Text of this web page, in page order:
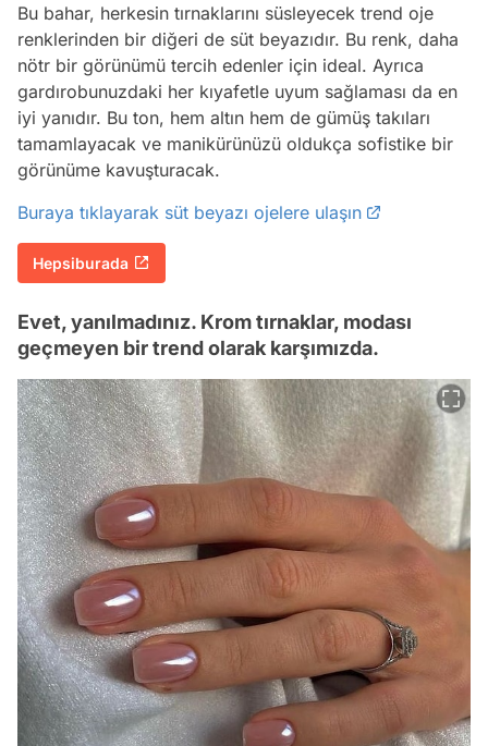
Bu bahar, herkesin tırnaklarını süsleyecek trend oje
renklerinden bir diğeri de süt beyazıdır. Bu renk, daha
nötr bir görünümü tercih edenler için ideal. Ayrıca
gardırobunuzdaki her kıyafetle uyum sağlaması da en
iyi yanıdır. Bu ton, hem altın hem de gümüş takıları
tamamlayacak ve manikürünüzü oldukça sofistike bir
görünüme kavuşturacak.
Buraya tıklayarak süt beyazı ojelere ulaşın
Hepsiburada
Evet, yanılmadınız. Krom tırnaklar, modası
geçmeyen bir trend olarak karşımızda.